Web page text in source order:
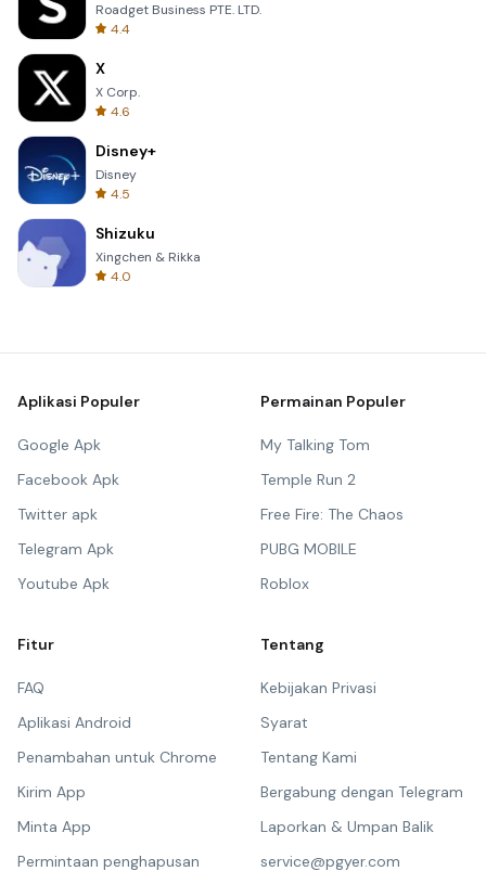
Roadget Business PTE. LTD.
4.4
X
X Corp.
4.6
Disney+
Disney
4.5
Shizuku
Xingchen & Rikka
4.0
Aplikasi Populer
Google Apk
Facebook Apk
Twitter apk
Telegram Apk
Youtube Apk
Permainan Populer
My Talking Tom
Temple Run 2
Free Fire: The Chaos
PUBG MOBILE
Roblox
Fitur
FAQ
Aplikasi Android
Penambahan untuk Chrome
Kirim App
Minta App
Permintaan penghapusan
Tentang
Kebijakan Privasi
Syarat
Tentang Kami
Bergabung dengan Telegram
Laporkan & Umpan Balik
service@pgyer.com